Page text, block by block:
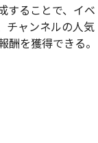
することで、イベ
チャンネルの人気
を獲得できる。